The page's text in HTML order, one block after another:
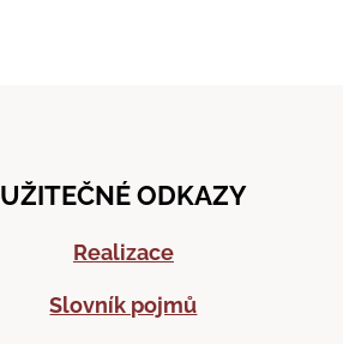
UŽITEČNÉ ODKAZY
Realizace
Slovník pojmů